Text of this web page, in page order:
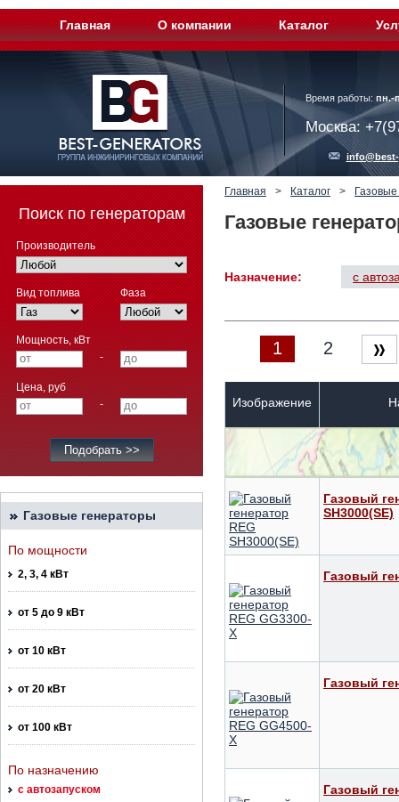
Главная О компании Каталог
Время работы: пн.-
Москва:
Поиск по генераторам
Производитель
Вид топлива Фаза
Мощность, кВт
-
Цена, руб
-
Газовые генераторы
По мощности
2, 3, 4 кВт
от 5 до 9 кВт
от 10 кВт
от 20 кВт
от 100 кВт
По назначению
с автозапуском
Главная > Каталог >
Газовые
Назначение: с
1 2
Изображение
Газовый
SH3000(SE)
Газовый
Газовый
Газовый